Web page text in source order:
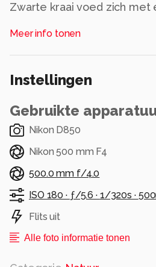
Alle rechten voorbehouden
Meer info tonen
Instellingen
Gebruikte
Nikon D850
Nikon 500 mm F4
500.0 mm f/4.0
ISO 180 · ƒ/5.6 · 1/320s ·
Flits uit
Alle foto informatie tonen